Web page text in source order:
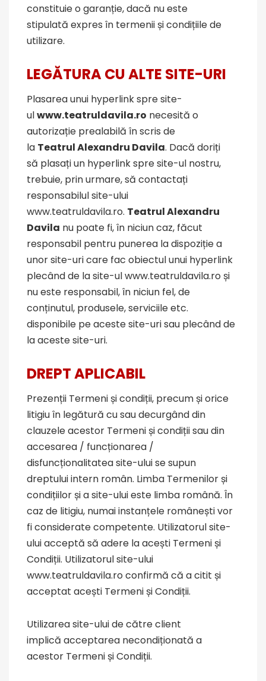
constituie o garanție, dacă nu este
stipulată expres în termenii și condițiile de
utilizare.
LEGĂTURA CU ALTE SITE-URI
Plasarea unui hyperlink spre site-
ulwww.teatruldavila.ro necesită o
autorizație prealabilă în scris de
la Teatrul Alexandru Davila. Dacă doriți
să plasați un hyperlink spre site-ul nostru,
trebuie, prin urmare, să contactați
responsabilul site-ului
www.teatruldavila.ro. Teatrul Alexandru
Davila nu poate fi, în niciun caz, făcut
responsabil pentru punerea la dispoziție a
unor site-uri care fac obiectul unui hyperlink
plecând de la site-ul www.teatruldavila.ro și
nu este responsabil, în niciun fel, de
conținutul, produsele, serviciile etc.
disponibile pe aceste site-uri sau plecând de
la aceste site-uri.
DREPT APLICABIL
Prezenții Termeni și condiții, precum și orice
litigiu în legătură cu sau decurgând din
clauzele acestor Termeni și condiții sau din
accesarea / funcționarea /
disfuncționalitatea site-ului se supun
dreptului intern român. Limba Termenilor și
condițiilor și a site-ului este limba română. În
caz de litigiu, numai instanțele românești vor
fi considerate competente. Utilizatorul site-
ului acceptă să adere la acești Termeni și
Condiții. Utilizatorul site-ului
www.teatruldavila.ro confirmă că a citit și
acceptat acești Termeni și Condiții.
Utilizarea site-ului de către client
implică acceptarea necondiționată a
acestor Termeni și Condiții.